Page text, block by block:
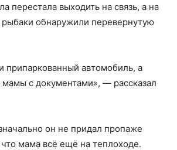
перестала выходить на связь, а на
обнаружили перевернутую
припаркованный автомобиль, а
с документами», — рассказал
он не придал пропаже
мама всё ещё на теплоходе.